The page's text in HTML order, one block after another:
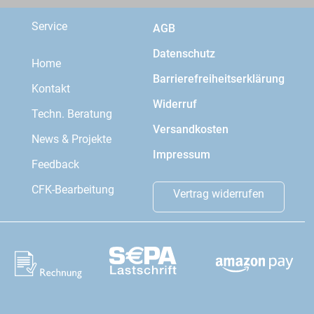
Service
Home
Kontakt
Techn. Beratung
News & Projekte
Feedback
CFK-Bearbeitung
AGB
Datenschutz
Barrierefreiheitserklärung
Widerruf
Versandkosten
Impressum
Vertrag widerrufen